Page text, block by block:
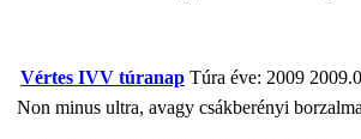
Vértes IVV túranap Túra éve: 2009
Non minus ultra, avagy csákberényi